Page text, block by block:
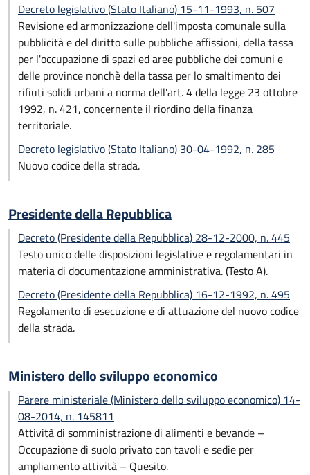
Decreto legislativo (Stato Italiano) 15-11-1993, n. 507
Revisione ed armonizzazione dell'imposta comunale sulla
pubblicità e del diritto sulle pubbliche affissioni, della tassa
per l'occupazione di spazi ed aree pubbliche dei comuni e
delle province nonchè della tassa per lo smaltimento dei
rifiuti solidi urbani a norma dell'art. 4 della legge 23 ottobre
1992, n. 421, concernente il riordino della finanza
territoriale.
Decreto legislativo (Stato Italiano) 30-04-1992, n. 285
Nuovo codice della strada.
Presidente della Repubblica
Decreto (Presidente della Repubblica) 28-12-2000, n. 445
Testo unico delle disposizioni legislative e regolamentari in
materia di documentazione amministrativa. (Testo A).
Decreto (Presidente della Repubblica) 16-12-1992, n. 495
Regolamento di esecuzione e di attuazione del nuovo codice
della strada.
Ministero dello sviluppo economico
Parere ministeriale (Ministero dello sviluppo economico) 14-
08-2014, n. 145811
Attività di somministrazione di alimenti e bevande –
Occupazione di suolo privato con tavoli e sedie per
ampliamento attività – Quesito.